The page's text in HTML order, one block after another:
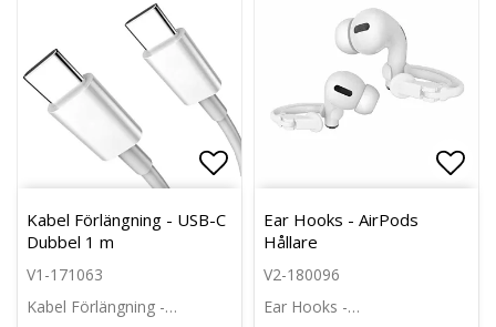
Lägg till i favoritlistan
Kabel Förlängning - USB-C
Dubbel 1 m
V1-171063
Kabel Förlängning -…
Ear Hooks - AirPods
Hållare
V2-180096
Ear Hooks -…